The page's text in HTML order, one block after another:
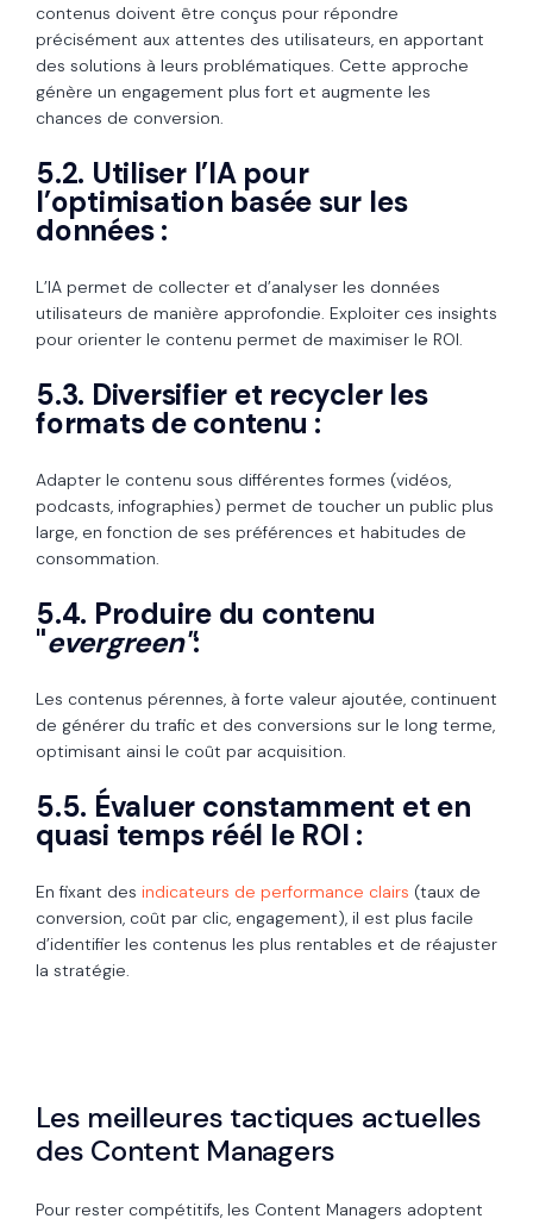
contenus doivent être conçus pour répondre
précisément aux attentes des utilisateurs, en apportant
des solutions à leurs problématiques. Cette approche
génère un engagement plus fort et augmente les
chances de conversion.
5.2. Utiliser l’IA pour
l’optimisation basée sur les
données :
L’IA permet de collecter et d’analyser les données
utilisateurs de manière approfondie. Exploiter ces insights
pour orienter le contenu permet de maximiser le ROI.
5.3. Diversifier et recycler les
formats de contenu :
Adapter le contenu sous différentes formes (vidéos,
podcasts, infographies) permet de toucher un public plus
large, en fonction de ses préférences et habitudes de
consommation.
5.4. Produire du contenu
"evergreen":
Les contenus pérennes, à forte valeur ajoutée, continuent
de générer du trafic et des conversions sur le long terme,
optimisant ainsi le coût par acquisition.
5.5. Évaluer constamment et en
quasi temps réél le ROI :
En fixant des indicateurs de performance clairs (taux de
conversion, coût par clic, engagement), il est plus facile
d’identifier les contenus les plus rentables et de réajuster
la stratégie.
Les meilleures tactiques actuelles
des Content Managers
Pour rester compétitifs, les Content Managers adoptent